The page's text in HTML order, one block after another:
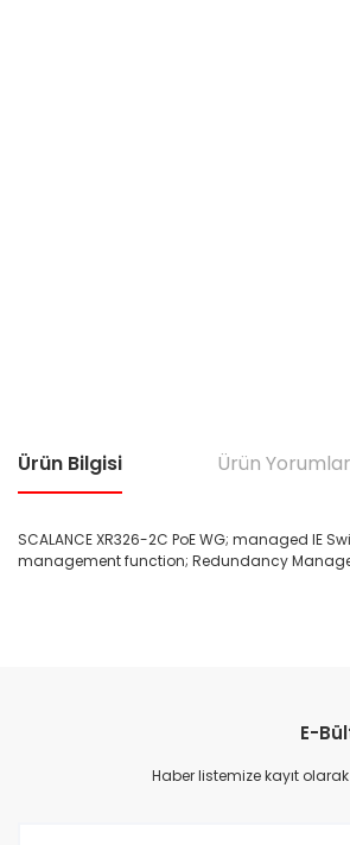
Ürün Bilgisi Ürün
SCALANCE XR326-2C PoE WG; managed IE
management function; Redundancy
Ürün resmi kalitesiz, bozuk veya
Ürün açıklamasında eksik bilgiler
E-
Haber listemize kayıt